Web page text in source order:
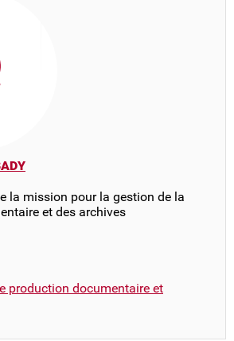
la mission pour la gestion de la
et des archives
production documentaire et